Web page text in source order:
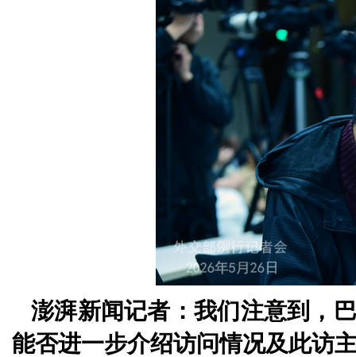
澎湃新闻记者：我们注意到，
能否进一步介绍访问情况及此访